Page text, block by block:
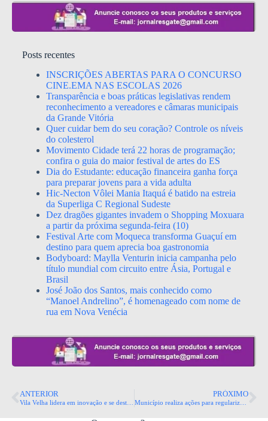
Posts recentes
INSCRIÇÕES ABERTAS PARA O CONCURSO
CINE.EMA NAS ESCOLAS 2026
Transparência e boas práticas legislativas rendem
reconhecimento a vereadores e câmaras municipais
da Grande Vitória
Quer cuidar bem do seu coração? Controle os níveis
do colesterol
Movimento Cidade terá 22 horas de programação;
confira o guia do maior festival de artes do ES
Dia do Estudante: educação financeira ganha força
para preparar jovens para a vida adulta
Hic-Necton Vôlei Mania Itaquá é batido na estreia
da Superliga C Regional Sudeste
Dez dragões gigantes invadem o Shopping Moxuara
a partir da próxima segunda-feira (10)
Festival Arte com Moqueca transforma Guaçuí em
destino para quem aprecia boa gastronomia
Bodyboard: Maylla Venturin inicia campanha pelo
título mundial com circuito entre Ásia, Portugal e
Brasil
José João dos Santos, mais conhecido como
“Manoel Andrelino”, é homenageado com nome de
rua em Nova Venécia
ANTERIOR PRÓXIMO
Município realiza ações para regularizar MEIs e fortalecer pequenos negócios